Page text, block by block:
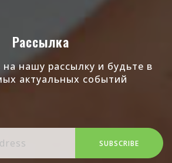
Рассылка
нашу рассылку и будьте в
актуальных событий
SUBSCRIBE